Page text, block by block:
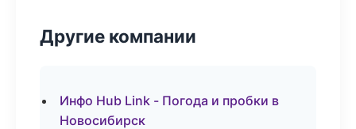
Другие компании
Инфо Hub Link - Погода и пробки в
Новосибирск